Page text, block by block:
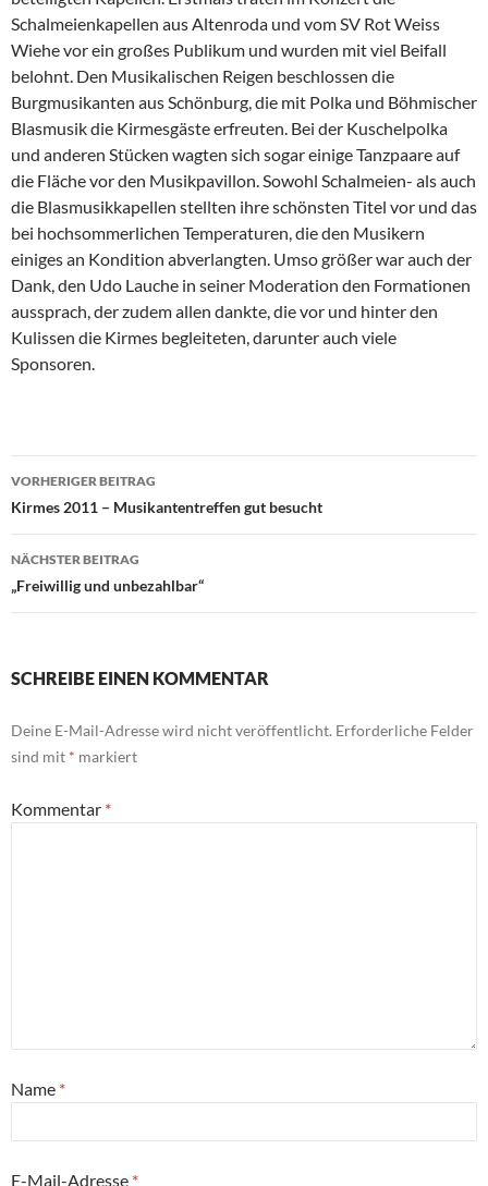
Schalmeienkapellen aus Altenroda und vom SV Rot Weiss
Wiehe vor ein großes Publikum und wurden mit viel Beifall
belohnt. Den Musikalischen Reigen beschlossen die
Burgmusikanten aus Schönburg, die mit Polka und Böhmischer
Blasmusik die Kirmesgäste erfreuten. Bei der Kuschelpolka
und anderen Stücken wagten sich sogar einige Tanzpaare auf
die Fläche vor den Musikpavillon. Sowohl Schalmeien- als auch
die Blasmusikkapellen stellten ihre schönsten Titel vor und das
bei hochsommerlichen Temperaturen, die den Musikern
einiges an Kondition abverlangten. Umso größer war auch der
Dank, den Udo Lauche in seiner Moderation den Formationen
aussprach, der zudem allen dankte, die vor und hinter den
Kulissen die Kirmes begleiteten, darunter auch viele
Sponsoren.
Beitrags-
Navigation
VORHERIGER BEITRAG
Kirmes 2011 – Musikantentreffen gut besucht
NÄCHSTER BEITRAG
„Freiwillig und unbezahlbar“
SCHREIBE EINEN KOMMENTAR
Deine E-Mail-Adresse wird nicht veröffentlicht. Erforderliche Felder
sind mit * markiert
Kommentar *
Name *
E-Mail-Adresse *